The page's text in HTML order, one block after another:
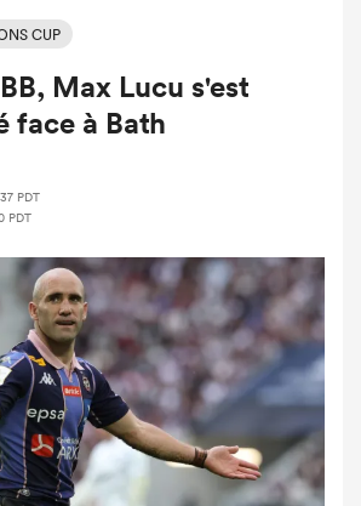
CUP
Max Lucu s'est
à Bath
PDT
PDT